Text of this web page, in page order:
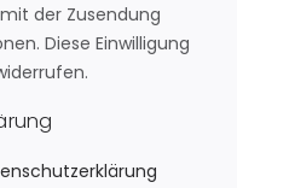
der Zusendung
Diese Einwilligung